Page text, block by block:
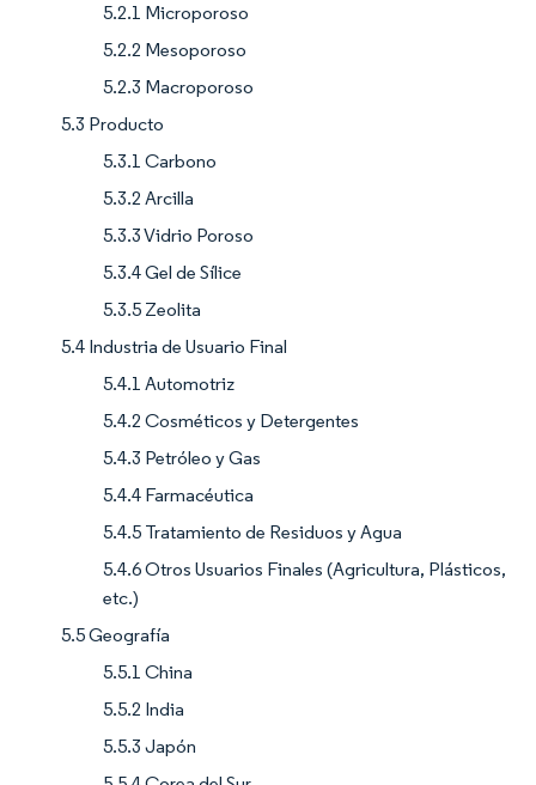
5.2.1 Microporoso
5.2.2 Mesoporoso
5.2.3 Macroporoso
5.3 Producto
5.3.1 Carbono
5.3.2 Arcilla
5.3.3 Vidrio Poroso
5.3.4 Gel de Sílice
5.3.5 Zeolita
5.4 Industria de Usuario Final
5.4.1 Automotriz
5.4.2 Cosméticos y Detergentes
5.4.3 Petróleo y Gas
5.4.4 Farmacéutica
5.4.5 Tratamiento de Residuos y Agua
5.4.6 Otros Usuarios Finales (Agricultura, Plásticos,
etc.)
5.5 Geografía
5.5.1 China
5.5.2 India
5.5.3 Japón